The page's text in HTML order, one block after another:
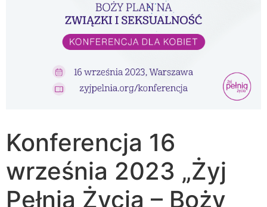
Konferencja 16
września 2023 „Żyj
Pełnią Życia – Boży